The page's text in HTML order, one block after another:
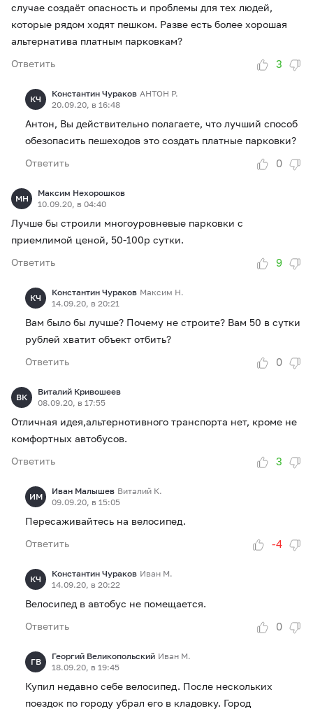
случае создаёт опасность и проблемы для тех людей,
которые рядом ходят пешком. Разве есть более хорошая
альтернатива платным парковкам?
Ответить
3
КЧ
Константин Чураков АНТОН Р.
20.09.20, в 16:48
Антон, Вы действительно полагаете, что лучший способ
обезопасить пешеходов это создать платные парковки?
Ответить
0
МН
Максим Нехорошков
10.09.20, в 04:40
Лучше бы строили многоуровневые парковки с
приемлимой ценой, 50-100р сутки.
Ответить
9
КЧ
Константин Чураков Максим Н.
14.09.20, в 20:21
Вам было бы лучше? Почему не строите? Вам 50 в сутки
рублей хватит объект отбить?
Ответить
0
ВК
Виталий Кривошеев
08.09.20, в 17:55
Отличная идея,альтернотивного транспорта нет, кроме не
комфортных автобусов.
Ответить
3
ИМ
Иван Малышев Виталий К.
09.09.20, в 15:05
Пересаживайтесь на велосипед.
Ответить
-4
КЧ
Константин Чураков Иван М.
14.09.20, в 20:22
Велосипед в автобус не помещается.
Ответить
0
ГВ
Георгий Великопольский Иван М.
18.09.20, в 19:45
Купил недавно себе велосипед. После нескольких
поездок по городу убрал его в кладовку. Город